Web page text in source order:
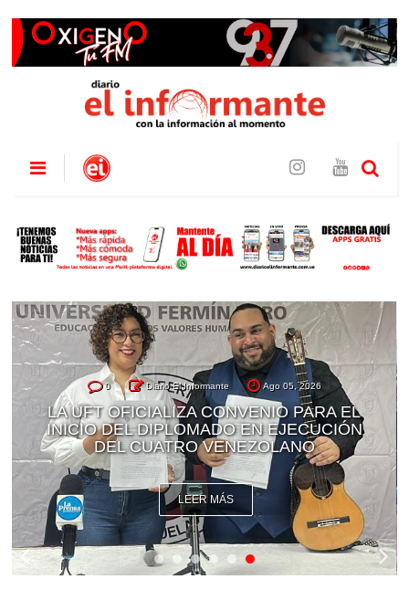
0 Diario El Informante Ago 05, 2026
LA UFT OFICIALIZA CONVENIO PARA EL
INICIO DEL DIPLOMADO EN EJECUCIÓN
DEL CUATRO VENEZOLANO
LEER MÁS